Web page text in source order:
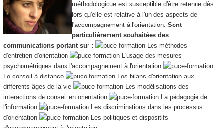
méthodologique est susceptible d'être retenue dès
lors qu'elle est relative à l'un des aspects de
l'accompagnement à l'orientation. Sont
particulièrement souhaitées des
communications portant sur :
Les méthodes
d'entretien d'orientation
L'usage des mesures
psychométriques dans l'accompagnement à l'orientation
Le conseil à distance
Les bilans d'orientation aux
différents âges de la vie
Les modélisations des
interactions de conseil en orientation
La pédagogie de
l'information
Les discriminations dans les processus
d'orientation
Les politiques et dispositifs